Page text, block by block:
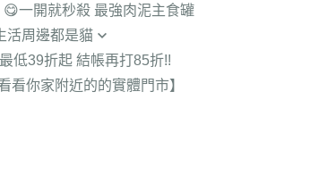
一開就秒殺 最強肉泥主食罐
活周邊都是貓
用人寵家電
低39折起 結帳再打85折!!
看你家附近的的實體門市】